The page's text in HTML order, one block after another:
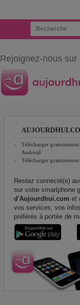
Rejoignez-nous sur
Télécharger
Android
Télécharger
Restez connecté(e)
sur votre smartphone
d'Aujourdhui.com et
vos services, vos
préférés à portée de